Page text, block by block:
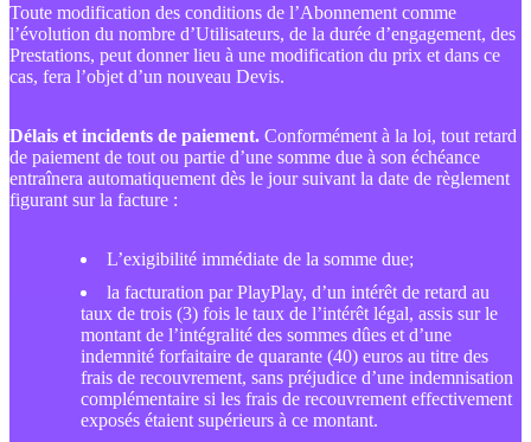
Toute modification des conditions de l’Abonnement comme
l’évolution du nombre d’Utilisateurs, de la durée d’engagement, des
Prestations, peut donner lieu à une modification du prix et dans ce
cas, fera l’objet d’un nouveau Devis.
Délais et incidents de paiement. Conformément à la loi, tout retard
de paiement de tout ou partie d’une somme due à son échéance
entraînera automatiquement dès le jour suivant la date de règlement
figurant sur la facture :
L’exigibilité immédiate de la somme due;
la facturation par PlayPlay, d’un intérêt de retard au
taux de trois (3) fois le taux de l’intérêt légal, assis sur le
montant de l’intégralité des sommes dûes et d’une
indemnité forfaitaire de quarante (40) euros au titre des
frais de recouvrement, sans préjudice d’une indemnisation
complémentaire si les frais de recouvrement effectivement
exposés étaient supérieurs à ce montant.